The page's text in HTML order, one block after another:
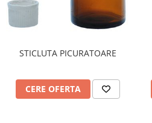
STICLUTA PICURATOARE
CERE OFERTA